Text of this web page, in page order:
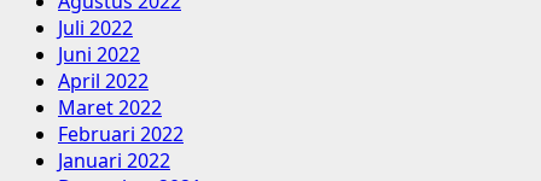
Juli 2022
Juni 2022
April 2022
Maret 2022
Februari 2022
Januari 2022